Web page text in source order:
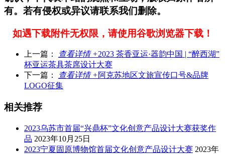
有。若有侵权或异议请联系我们删除。
如遇下载附件无权限，请使用谷歌浏览器下载！
上一篇： 查看详情 +2023 茶香亚运·器韵中国 | “醉西湖”
杯亚运茶具茶席设计大赛
下一篇：
查看详情 +阿克苏地区文旅宣传口号&品牌
LOGO征集
相关推荐
2023乌苏市首届“兴鼎杯”文化创意产品设计大赛获奖作
品 2023年10月25日
2023宁夏固原博物馆首届文化创意产品设计大赛 2023年